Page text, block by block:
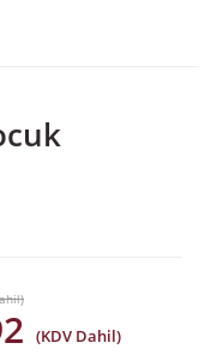
(KDV Dahil)